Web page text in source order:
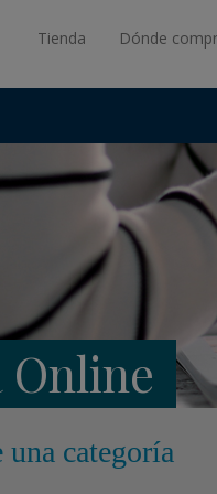
Tienda Dónde
Online
una categoría